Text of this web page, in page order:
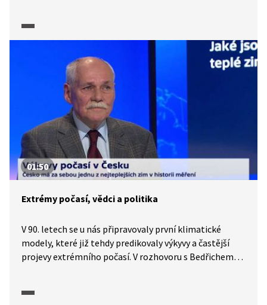
argumenty odborně vyvrátit, vysvětluje Daniel Stach
z vědecké redakce ČT. Pořad je součástí série připravené
k 50. výročí přistání na Měsíci.
01:50
Extrémy počasí, vědci a politika
V 90. letech se u nás připravovaly první klimatické
modely, které již tehdy predikovaly výkyvy a častější
projevy extrémního počasí. V rozhovoru s Bedřichem
prostředí, je rovněž zmíněn laxní přístup pozdějších